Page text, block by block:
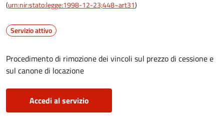
(urn:nir:stato:legge:1998-12-23;448~art31)
Servizio attivo
Procedimento di rimozione dei vincoli sul prezzo di cessione e
sul canone di locazione
Accedi al servizio